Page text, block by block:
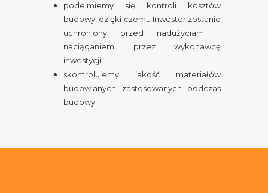
podejmiemy się kontroli kosztów
budowy, dzięki czemu Inwestor zostanie
uchroniony przed nadużyciami i
naciąganiem przez wykonawcę
inwestycji;
skontrolujemy jakość materiałów
budowlanych zastosowanych podczas
budowy.